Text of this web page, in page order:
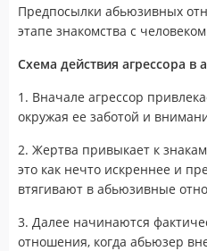
Предпосылки абьюзивных
этапе знакомства с
Схема действия агрессора
1. Вначале агрессор
окружая ее заботой и
2. Жертва привыкает к
это как нечто искреннее и
втягивают в абьюзивные
3. Далее начинаются
отношения, когда абьюзер